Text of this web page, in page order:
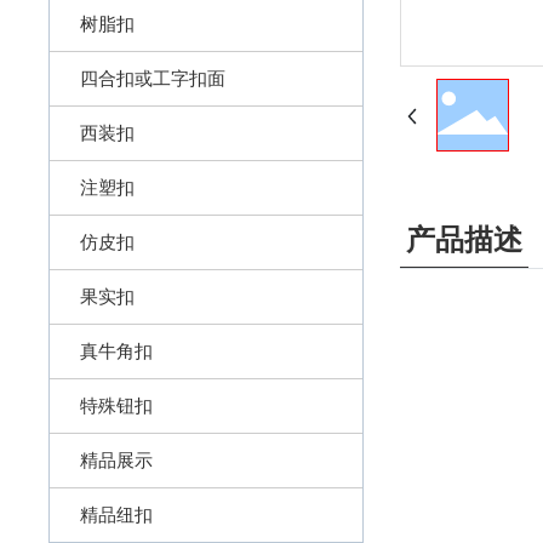
树脂扣
四合扣或工字扣面
西装扣
注塑扣
仿皮扣
果实扣
真牛角扣
特殊钮扣
精品展示
精品纽扣
产品描述